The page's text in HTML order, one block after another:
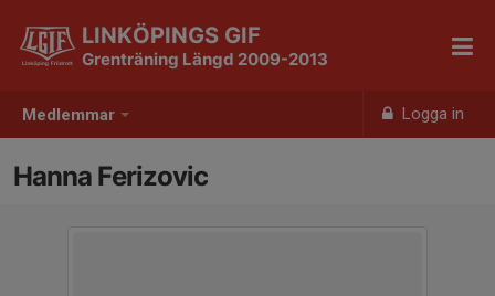
Medlemmar Logga in
LINKÖPINGS GIF
Grenträning Längd 2009-2013
Hanna Ferizovic